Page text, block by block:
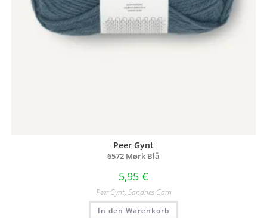
Peer Gynt
6572 Mørk Blå
5,95 €
Peer Gynt, Sandnes Garn
In den Warenkorb